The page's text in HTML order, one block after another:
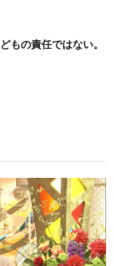
もの責任ではない。